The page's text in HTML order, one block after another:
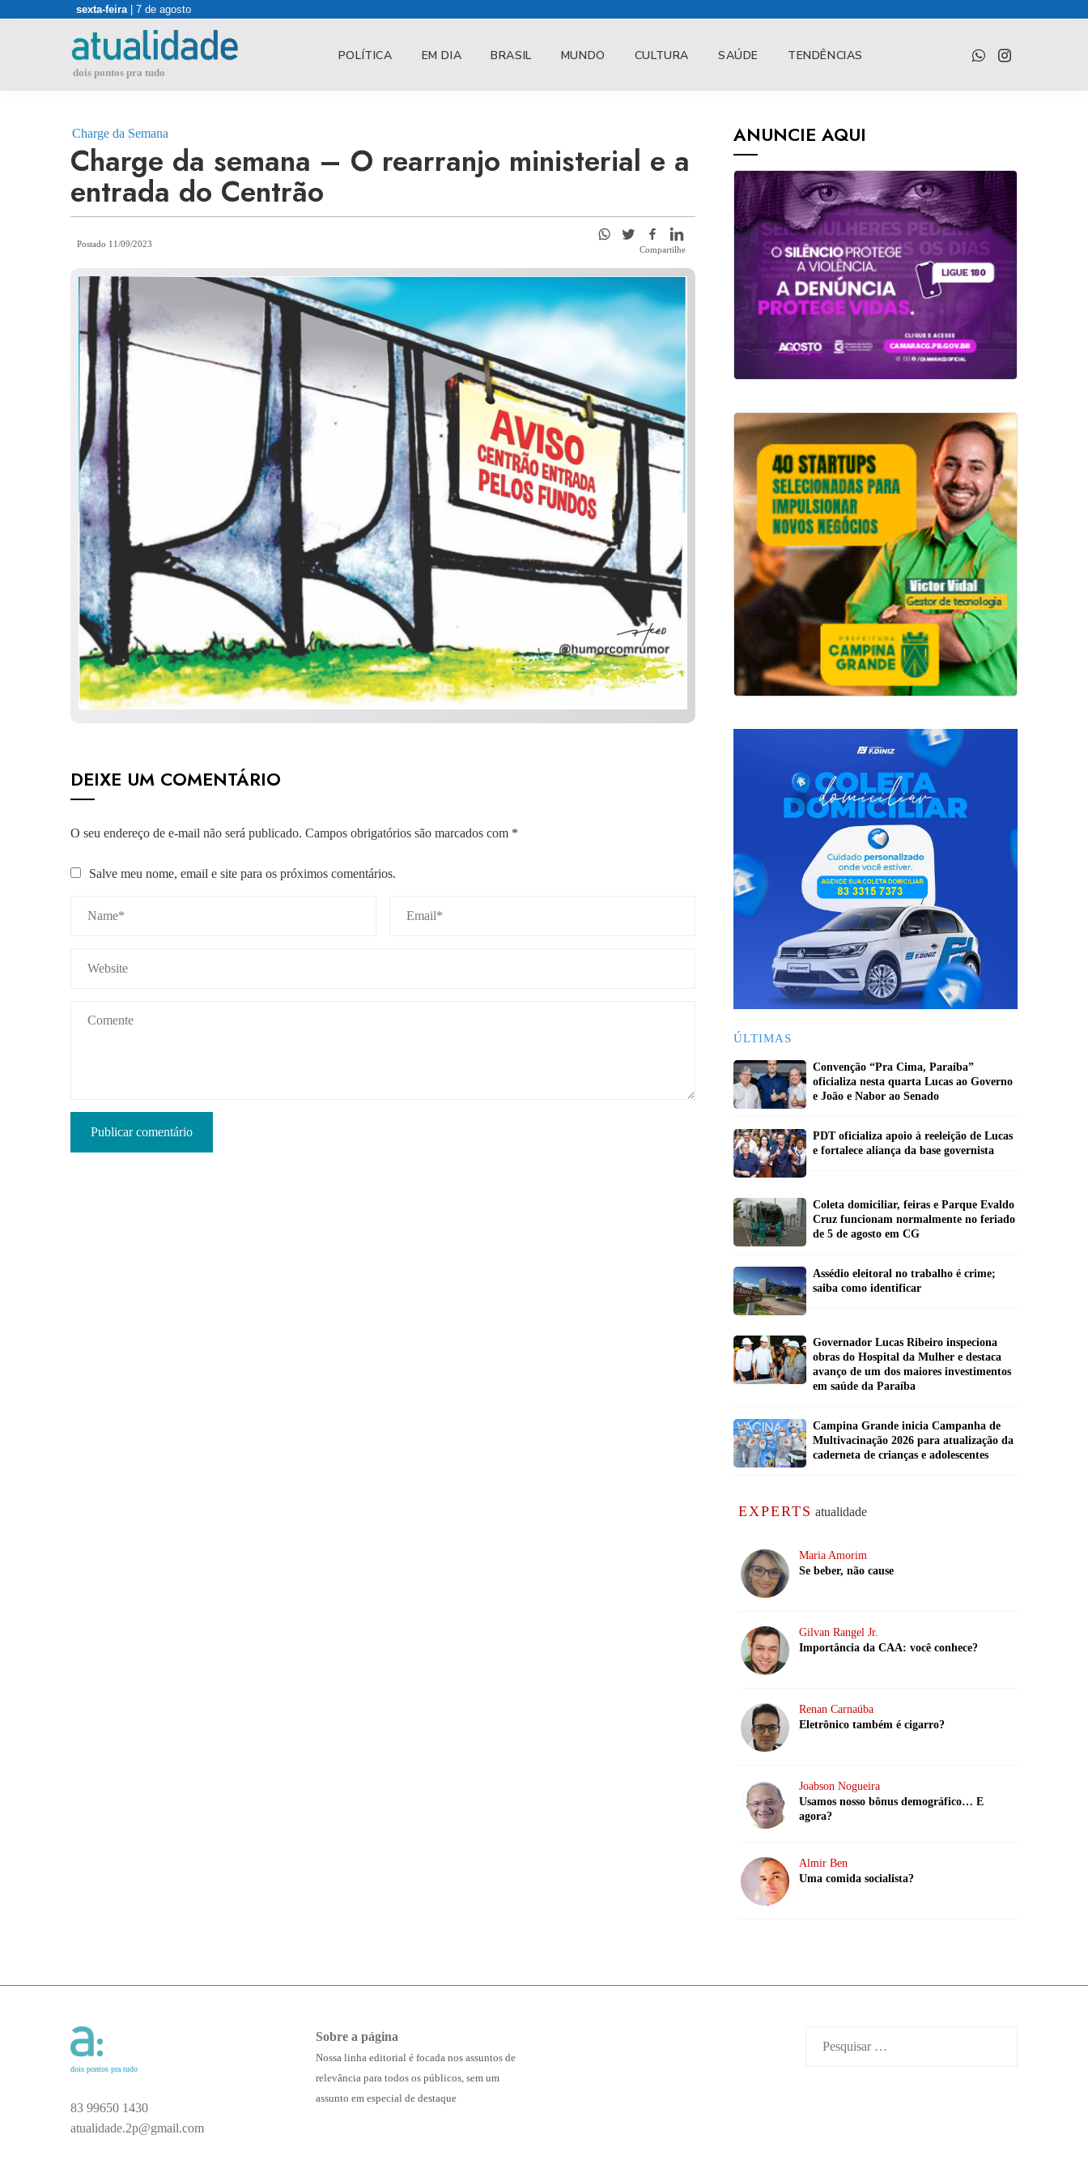
sexta-feira | 7 de agosto
dois pontos pra tudo
POLÍTICA EM DIA BRASIL MUNDO CULTURA SAÚDE TENDÊNCIAS
Charge da Semana
Charge da semana – O rearranjo ministerial e a
entrada do Centrão
Postado 11/09/2023
Compartilhe
DEIXE UM COMENTÁRIO
O seu endereço de e-mail não será publicado. Campos obrigatórios são marcados com *
Salve meu nome, email e site para os próximos comentários.
ANUNCIE AQUI
ÚLTIMAS
Convenção “Pra Cima, Paraíba”
oficializa nesta quarta Lucas ao Governo
e João e Nabor ao Senado
PDT oficializa apoio à reeleição de Lucas
e fortalece aliança da base governista
Coleta domiciliar, feiras e Parque Evaldo
Cruz funcionam normalmente no feriado
de 5 de agosto em CG
Assédio eleitoral no trabalho é crime;
saiba como identificar
Governador Lucas Ribeiro inspeciona
obras do Hospital da Mulher e destaca
avanço de um dos maiores investimentos
em saúde da Paraíba
Campina Grande inicia Campanha de
Multivacinação 2026 para atualização da
caderneta de crianças e adolescentes
EXPERTS atualidade
Maria Amorim
Se beber, não cause
Gilvan Rangel Jr.
Importância da CAA: você conhece?
Renan Carnaúba
Eletrônico também é cigarro?
Joabson Nogueira
Usamos nosso bônus demográfico… E
agora?
Almir Ben
Uma comida socialista?
dois pontos pra tudo
83 99650 1430
atualidade.2p@gmail.com
Sobre a página
Nossa linha editorial é focada nos assuntos de
relevância para todos os públicos, sem um
assunto em especial de destaque